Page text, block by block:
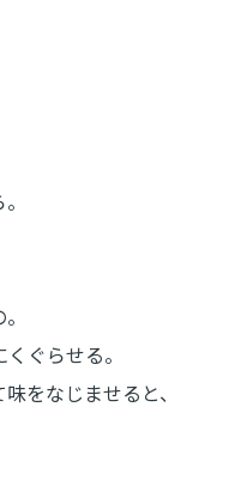
ぐらせる。
をなじませると、